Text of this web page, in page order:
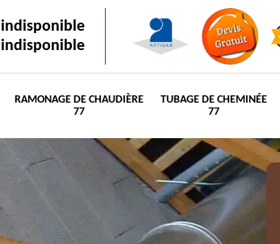
indisponible
indisponible
RAMONAGE DE CHAUDIÈRE
77
TUBAGE DE CHEMINÉE
77